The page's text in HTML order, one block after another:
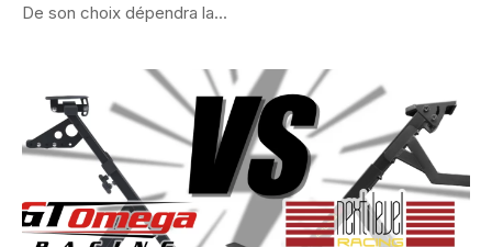
De son choix dépendra la...